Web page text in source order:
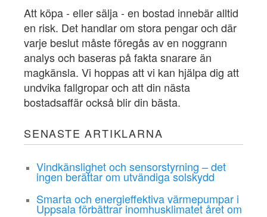
Att köpa - eller sälja - en bostad innebär alltid
en risk. Det handlar om stora pengar och där
varje beslut måste föregås av en noggrann
analys och baseras på fakta snarare än
magkänsla. Vi hoppas att vi kan hjälpa dig att
undvika fallgropar och att din nästa
bostadsaffär också blir din bästa.
SENASTE ARTIKLARNA
Vindkänslighet och sensorstyrning – det
ingen berättar om utvändiga solskydd
Smarta och energieffektiva värmepumpar i
Uppsala förbättrar inomhusklimatet året om